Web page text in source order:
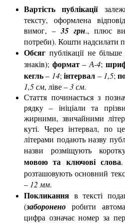
Вартість публікації
тексту, оформлена
вимог, –35 грн., плюс
потреби). Кошти надсилати
Обсяг публікації не більше
знаків); формат–А-4;
кегль– 14;інтервал – 1,5;
1,5 см, ліве –3 см.
Стаття починається з
рядку – ініціали та
жирними, звичайними
куті. Через інтервал, по
літерами подають назву
назви розміщують
мовою та ключові слова
розташовують основний
– 12 мм.
Покликання в тексті
(забороненоробити
цифра означає номер за